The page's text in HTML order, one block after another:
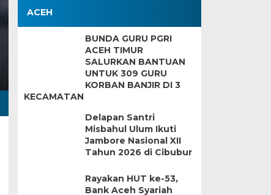
ACEH
BUNDA GURU PGRI
ACEH TIMUR
SALURKAN BANTUAN
UNTUK 309 GURU
KORBAN BANJIR DI 3
KECAMATAN
Delapan Santri
Misbahul Ulum Ikuti
Jambore Nasional XII
Tahun 2026 di Cibubur
Rayakan HUT ke-53,
Bank Aceh Syariah